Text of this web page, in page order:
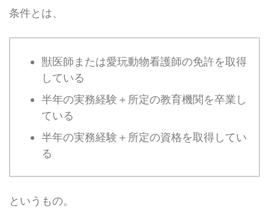
条件とは、
獣医師または愛玩動物看護師の免許を取得
している
半年の実務経験＋所定の教育機関を卒業し
ている
半年の実務経験＋所定の資格を取得してい
る
というもの。